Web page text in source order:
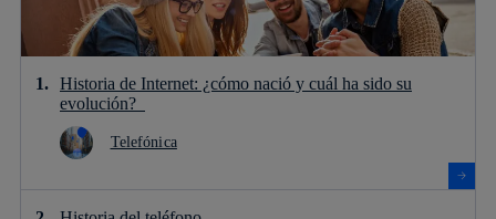
Historia de Internet: ¿cómo nació y cuál ha sido su
evolución?
Telefónica